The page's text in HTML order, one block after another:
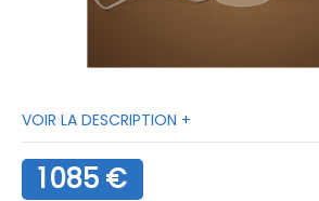
VOIR LA DESCRIPTION +
1 085 €